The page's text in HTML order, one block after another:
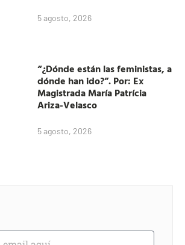
5 agosto, 2026
“¿Dónde están las feministas, a
dónde han ido?”. Por: Ex
Magistrada María Patrícia
Ariza-Velasco
5 agosto, 2026